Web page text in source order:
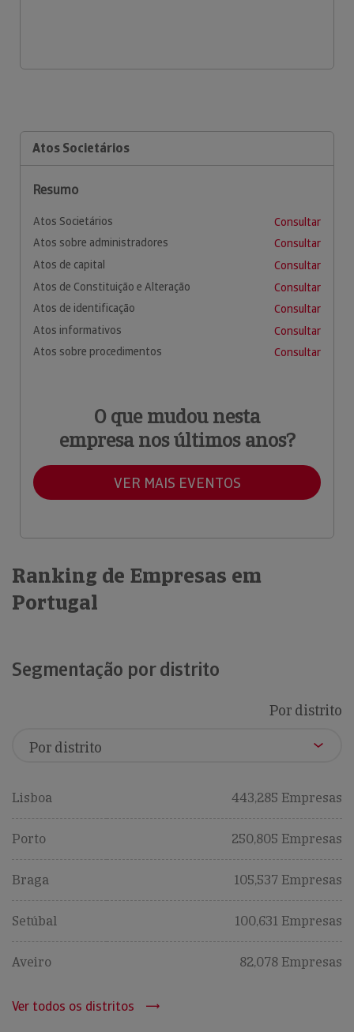
Atos Societários
Resumo
Atos Societários
Consultar
Atos sobre administradores
Consultar
Atos de capital
Consultar
Atos de Constituição e Alteração
Consultar
Atos de identificação
Consultar
Atos informativos
Consultar
Atos sobre procedimentos
Consultar
O que mudou nesta
empresa nos últimos anos?
VER MAIS EVENTOS
Ranking de Empresas em
Portugal
Segmentação por distrito
Por distrito
Lisboa 443,285 Empresas
Porto 250,805 Empresas
Braga 105,537 Empresas
Setúbal 100,631 Empresas
Aveiro 82,078 Empresas
Ver todos os distritos